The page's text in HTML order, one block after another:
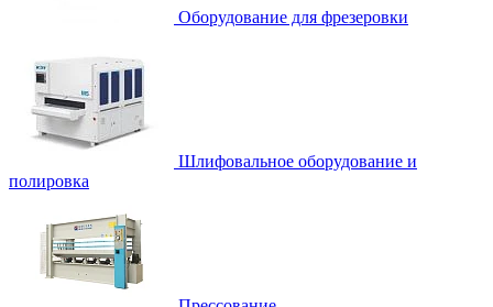
Оборудование для фрезеровки
Шлифовальное оборудование и
полировка